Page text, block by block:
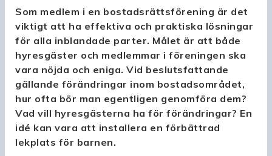
Som medlem i en bostadsrättsförening är det
viktigt att ha effektiva och praktiska lösningar
för alla inblandade parter. Målet är att både
hyresgäster och medlemmar i föreningen ska
vara nöjda och eniga. Vid beslutsfattande
gällande förändringar inom bostadsområdet,
hur ofta bör man egentligen genomföra dem?
Vad vill hyresgästerna ha för förändringar? En
idé kan vara att installera en förbättrad
lekplats för barnen.